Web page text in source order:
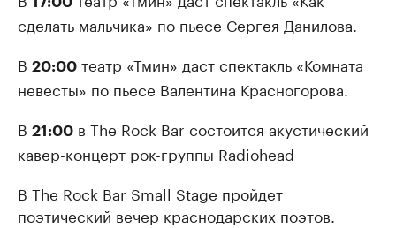
сделать мальчика» по пьесе Сергея Данилова.
В 20:00 театр «Тмин» даст спектакль «Комната
невесты» по пьесе Валентина Красногорова.
В 21:00 в The Rock Bar состоится акустический
кавер-концерт рок-группы Radiohead
В The Rock Bar Small Stage пройдет
поэтический вечер краснодарских поэтов.